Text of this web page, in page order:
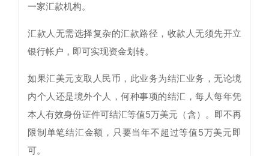
一家汇款机构。
汇款人无需选择复杂的汇款路径，收款人无须先开立
银行帐户，即可实现资金划转。
如果汇美元支取人民币，此业务为结汇业务，无论境
内个人还是境外个人，何种事项的结汇，每人每年凭
本人有效身份证件可结汇等值5万美元（含）。即不再
限制单笔结汇金额，只要当年不超过等值5万美元即
可。